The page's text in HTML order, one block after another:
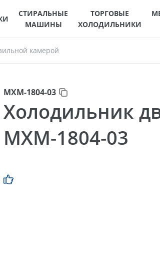
СТИРАЛЬНЫЕ
МАШИНЫ
ТОРГОВЫЕ
ХОЛОДИЛЬНИКИ
камерой
МХМ-1804-03
Холодильник
МХМ-1804-03